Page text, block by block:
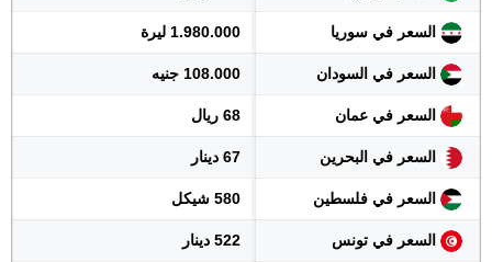
السعر في سوريا 1.980.000 ليرة
السعر في السودان 108.000 جنيه
السعر في عمان 68 ريال
السعر في البحرين 67 دينار
السعر في فلسطين 580 شيكل
السعر في تونس 522 دينار